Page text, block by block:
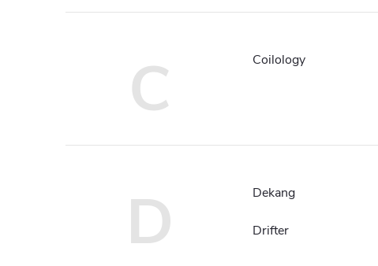
C Coilology
D Dekang
Drifter